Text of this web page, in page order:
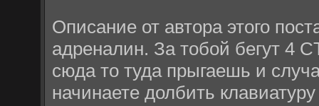
Описание от автора этого
адреналин. За тобой бегут 4
сюда то туда прыгаешь и
начинаете долбить